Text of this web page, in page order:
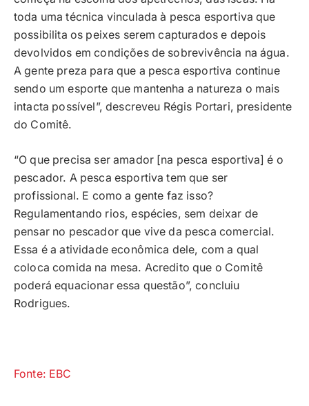
toda uma técnica vinculada à pesca esportiva que
possibilita os peixes serem capturados e depois
devolvidos em condições de sobrevivência na água.
A gente preza para que a pesca esportiva continue
sendo um esporte que mantenha a natureza o mais
intacta possível”, descreveu Régis Portari, presidente
do Comitê​.
“O que precisa ser amador [na pesca esportiva] é o
pescador. A pesca esportiva tem que ser
profissional. E como a gente faz isso?
Regulamentando rios, espécies, sem deixar de
pensar no pescador que vive da pesca comercial.
Essa é a atividade econômica dele, com a qual
coloca comida na mesa. Acredito que o Comitê
poderá equacionar essa questão”, concluiu
Rodrigues.
Fonte: EBC